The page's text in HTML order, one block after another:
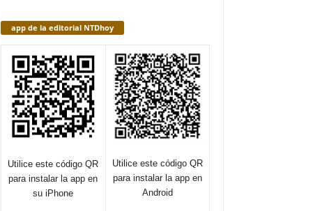
app de la editorial NTDhoy
Utilice este código QR
para instalar la app en
su iPhone
Utilice este código QR
para instalar la app en
Android